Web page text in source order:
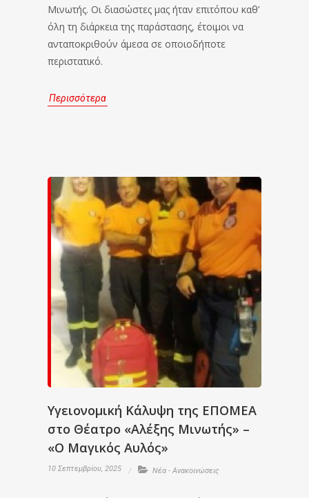
Μινωτής. Οι διασώστες μας ήταν επιτόπου καθ’
όλη τη διάρκεια της παράστασης, έτοιμοι να
ανταποκριθούν άμεσα σε οποιοδήποτε
περιστατικό.
Περισσότερα
Υγειονομική Κάλυψη της ΕΠΟΜΕΑ
στο Θέατρο «Αλέξης Μινωτής» –
«Ο Μαγικός Αυλός»
10 Σεπτεμβρίου, 2025 Νέα - Ανακοινώσεις